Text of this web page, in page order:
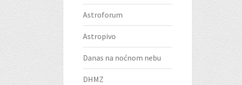
Astroforum
Astropivo
Danas na noćnom nebu
DHMZ